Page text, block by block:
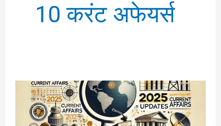
10 करंट अफेयर्स